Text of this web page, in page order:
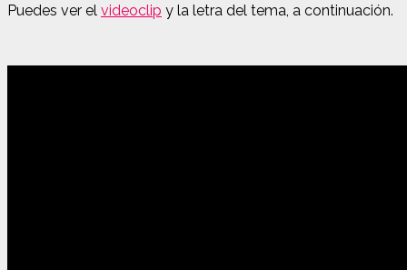
Puedes ver el videoclip y la letra del tema, a continuación.